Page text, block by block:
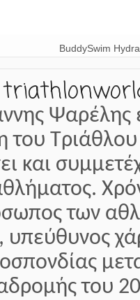
BuddySwim
Ψαρέλης
του
και
των
υπεύθυνος
του